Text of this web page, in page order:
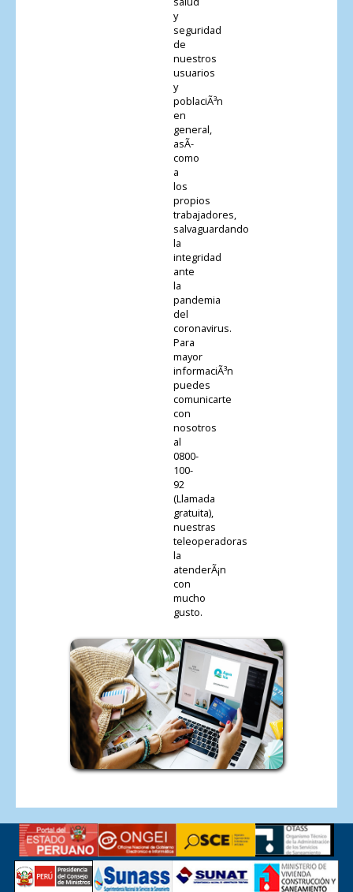
y
seguridad
de
nuestros
usuarios
y
poblaciÃ³n
en
general,
asÃ­
como
a
los
propios
trabajadores,
salvaguardando
la
integridad
ante
la
pandemia
del
coronavirus.
Para
mayor
informaciÃ³n
puedes
comunicarte
con
nosotros
al
0800-
100-
92
(Llamada
gratuita),
nuestras
teleoperadoras
la
atenderÃ¡n
con
mucho
gusto.